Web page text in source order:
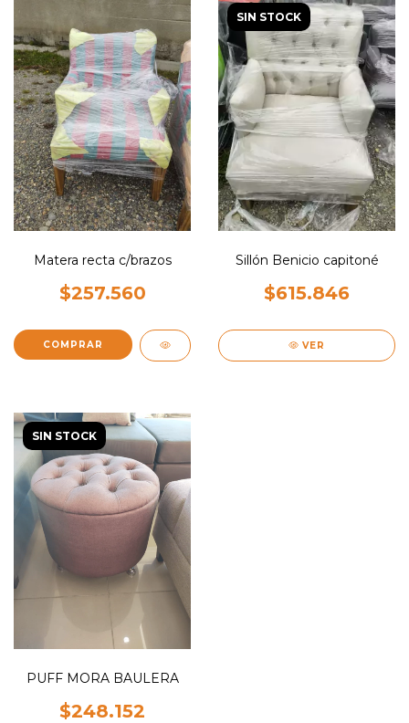
Matera recta c/brazos
$257.560
COMPRAR
SIN STOCK
Sillón Benicio capitoné
$615.846
VER
SIN STOCK
PUFF MORA BAULERA
$248.152